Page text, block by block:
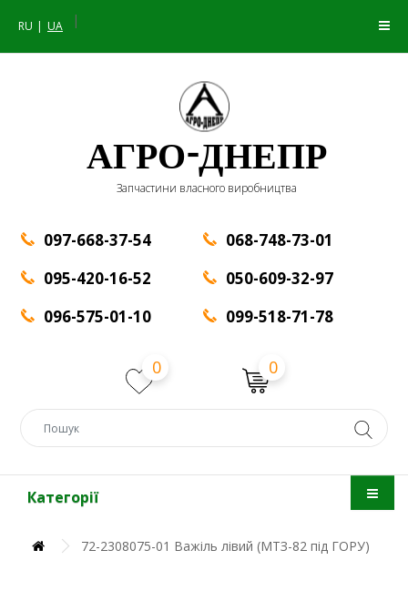
RU UA |
АГРО-ДНЕПР
Запчастини власного виробництва
097-668-37-54
095-420-16-52
096-575-01-10
068-748-73-01
050-609-32-97
099-518-71-78
0 0
Категорії
72-2308075-01 Важіль лівий (МТЗ-82 під ГОРУ)